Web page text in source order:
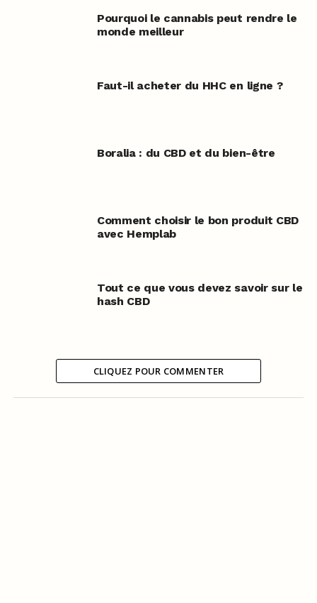
Pourquoi le cannabis peut rendre le
monde meilleur
Faut-il acheter du HHC en ligne ?
Boralia : du CBD et du bien-être
Comment choisir le bon produit CBD
avec Hemplab
Tout ce que vous devez savoir sur le
hash CBD
CLIQUEZ POUR COMMENTER